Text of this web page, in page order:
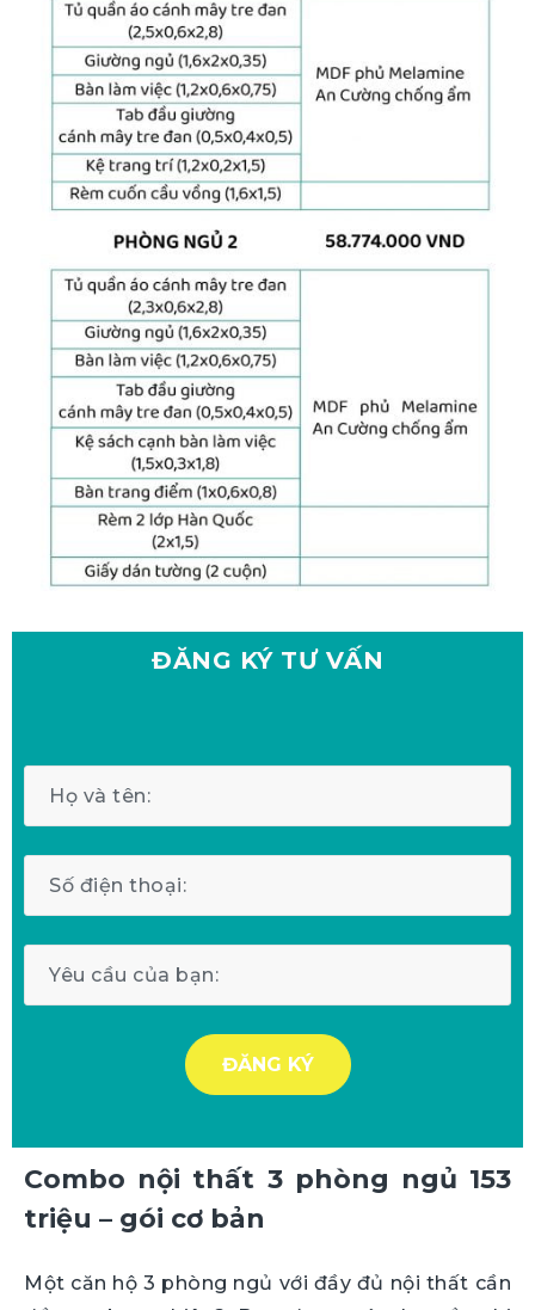
ĐĂNG KÝ TƯ VẤN
Combo nội thất 3 phòng ngủ 153
triệu – gói cơ bản
Một căn hộ 3 phòng ngủ với đầy đủ nội thất cần